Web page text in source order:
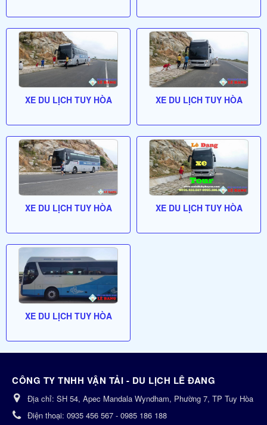
XE DU LỊCH TUY HÒA XE DU LỊCH TUY HÒA
XE DU LỊCH TUY HÒA XE DU LỊCH TUY HÒA
XE DU LỊCH TUY HÒA
CÔNG TY TNHH VẬN TẢI - DU LỊCH LÊ ĐANG
Địa chỉ: SH 54, Apec Mandala Wyndham, Phường 7, TP Tuy Hòa
Điện thoại: 0935 456 567 - 0985 186 188